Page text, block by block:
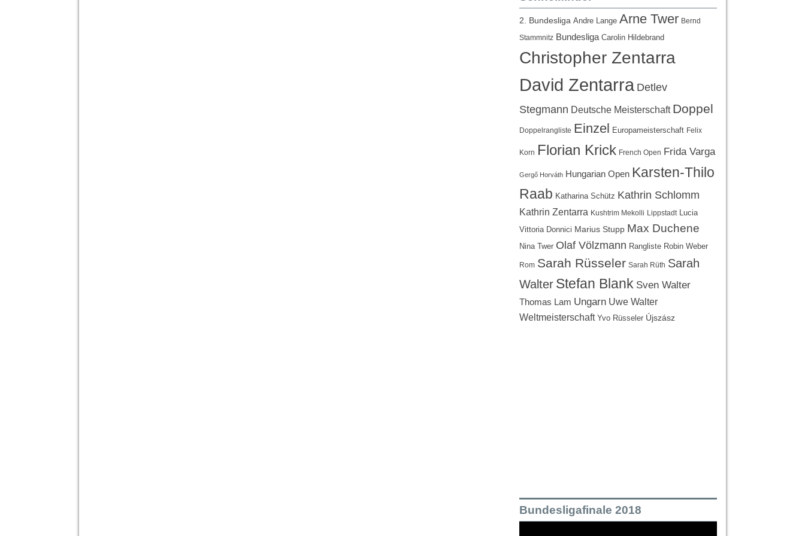
2. Bundesliga Andre Lange Arne Twer Bernd
Stammnitz Bundesliga Carolin Hildebrand
Christopher Zentarra
David Zentarra Detlev
Stegmann Deutsche Meisterschaft Doppel
Doppelrangliste Einzel Europameisterschaft Felix
Korn Florian Krick French Open Frida Varga
Gergő Horváth Hungarian Open Karsten-Thilo
Raab Katharina Schütz Kathrin Schlomm
Kathrin Zentarra Kushtrim Mekolli Lippstadt
Lucia
Vittoria Donnici Marius Stupp Max Duchene
Nina Twer Olaf Völzmann Rangliste Robin Weber
Rom Sarah Rüsseler Sarah Rüth Sarah
Walter Stefan Blank Sven Walter
Thomas Lam Ungarn Uwe Walter
Weltmeisterschaft Yvo Rüsseler Újszász
Bundesligafinale 2018